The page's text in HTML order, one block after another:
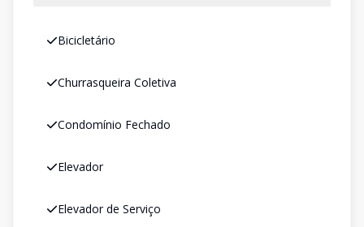
Bicicletário
Churrasqueira Coletiva
Condomínio Fechado
Elevador
Elevador de Serviço